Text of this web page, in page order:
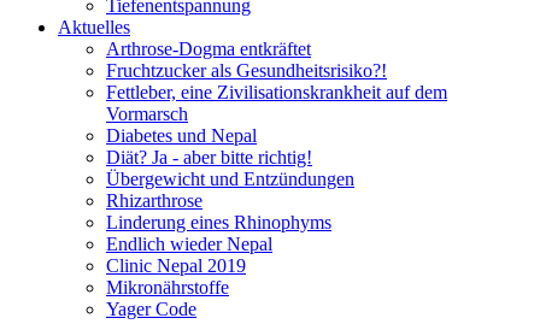
Tiefenentspannung
Aktuelles
Arthrose-Dogma entkräftet
Fruchtzucker als Gesundheitsrisiko?!
Fettleber, eine Zivilisationskrankheit auf dem
Vormarsch
Diabetes und Nepal
Diät? Ja - aber bitte richtig!
Übergewicht und Entzündungen
Rhizarthrose
Linderung eines Rhinophyms
Endlich wieder Nepal
Clinic Nepal 2019
Mikronährstoffe
Yager Code